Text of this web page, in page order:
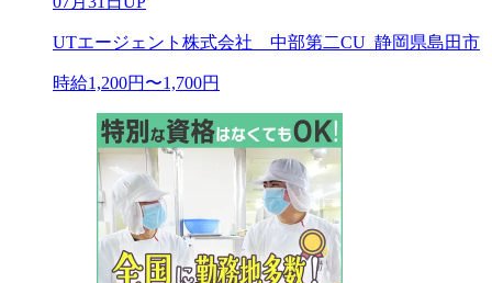
UTエージェント株式会社 中部第二CU_静岡県島田市
時給1,200円〜1,700円